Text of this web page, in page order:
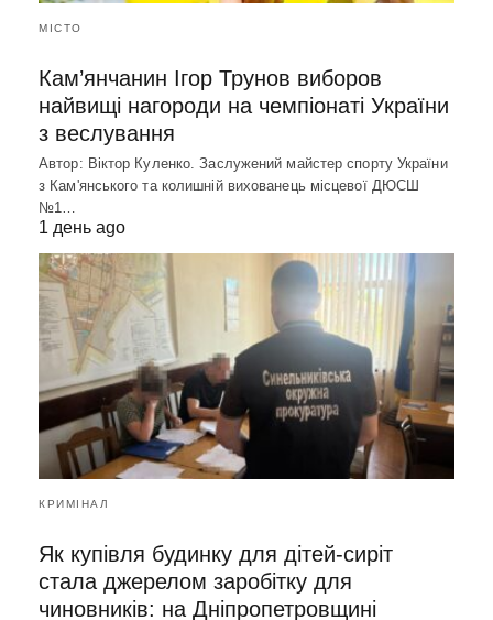
МІСТО
Кам’янчанин Ігор Трунов виборов
найвищі нагороди на чемпіонаті України
з веслування
Автор: Віктор Куленко. Заслужений майстер спорту України
з Кам'янського та колишній вихованець місцевої ДЮСШ
№1…
1 день ago
КРИМІНАЛ
Як купівля будинку для дітей-сиріт
стала джерелом заробітку для
чиновників: на Дніпропетровщині